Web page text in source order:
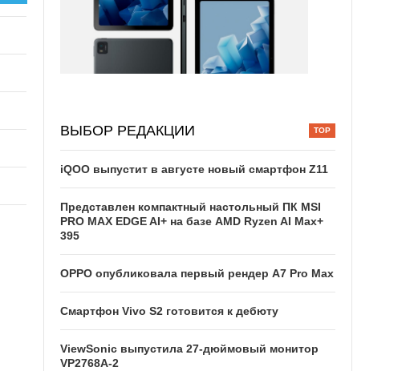
ВЫБОР РЕДАКЦИИ
iQOO выпустит в августе новый смартфон Z11
Представлен компактный настольный ПК MSI
PRO MAX EDGE AI+ на базе AMD Ryzen AI Max+
395
OPPO опубликовала первый рендер A7 Pro Max
Смартфон Vivo S2 готовится к дебюту
ViewSonic выпустила 27-дюймовый монитор
VP2768A-2